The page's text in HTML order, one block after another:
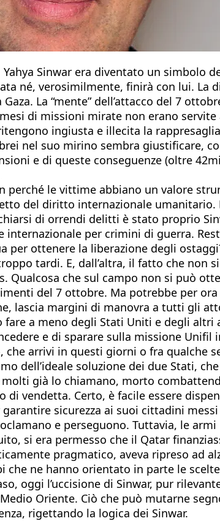
Sinwar era diventato un simbolo
né, verosimilmente, finirà con lui.
La “mente” dell’attacco del 7
di missioni mirate non erano
ingiusta e illecita la
nel suo mirino sembra giustificare,
e di queste conseguenze (oltre
perché le vittime abbiano un valore
del diritto internazionale
di orrendi delitti è stato proprio
per crimini di guerra.
ottenere la liberazione degli
tardi. E, dall’altra, il fatto che non
Qualcosa che sul campo non si può
del 7 ottobre. Ma potrebbe per
lascia margini di manovra a tutti gli
a meno degli Stati Uniti e degli
e di sparare sulla missione
arrivi in questi giorni o fra qualche
dell’ideale soluzione dei due Stati,
molti già lo chiamano, morto
vendetta. Certo, è facile essere
sicurezza ai suoi cittadini
e perseguono. Tuttavia, le
si era permesso che il Qatar
pragmatico, aveva ripreso ad
ne hanno orientato in parte le
oggi l’uccisione di Sinwar, pur
Oriente. Ciò che può mutarne
rigettando la logica dei Sinwar.